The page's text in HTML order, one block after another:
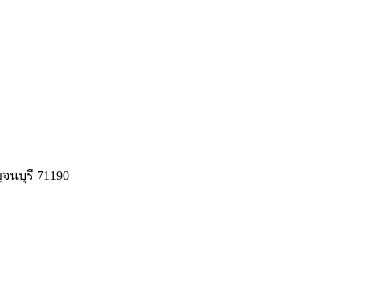
บุรี 71190